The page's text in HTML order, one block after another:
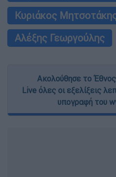
Κυριάκος
Αλέξης Γεωργούλης
Ακολούθησε το
Live όλες οι εξελίξεις
υπογραφή του